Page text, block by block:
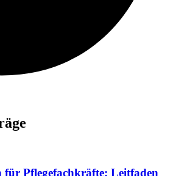
für Pflegefachkräfte: Leitfaden